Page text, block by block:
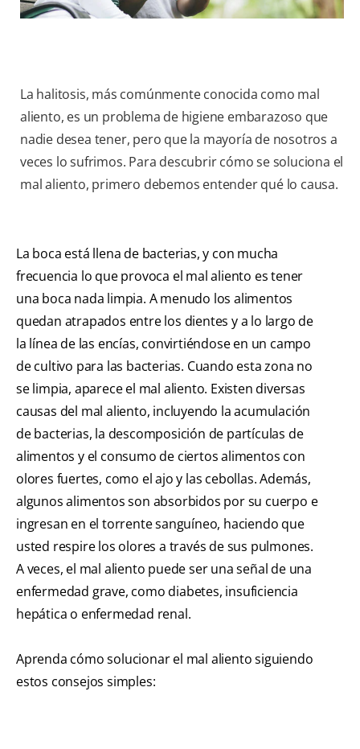
La halitosis, más comúnmente conocida como mal
aliento, es un problema de higiene embarazoso que
nadie desea tener, pero que la mayoría de nosotros a
veces lo sufrimos. Para descubrir cómo se soluciona el
mal aliento, primero debemos entender qué lo causa.
La boca está llena de bacterias, y con mucha
frecuencia lo que provoca el mal aliento es tener
una boca nada limpia. A menudo los alimentos
quedan atrapados entre los dientes y a lo largo de
la línea de las encías, convirtiéndose en un campo
de cultivo para las bacterias. Cuando esta zona no
se limpia, aparece el mal aliento. Existen diversas
causas del mal aliento, incluyendo la acumulación
de bacterias, la descomposición de partículas de
alimentos y el consumo de ciertos alimentos con
olores fuertes, como el ajo y las cebollas. Además,
algunos alimentos son absorbidos por su cuerpo e
ingresan en el torrente sanguíneo, haciendo que
usted respire los olores a través de sus pulmones.
A veces, el mal aliento puede ser una señal de una
enfermedad grave, como diabetes, insuficiencia
hepática o enfermedad renal.
Aprenda cómo solucionar el mal aliento siguiendo
estos consejos simples: